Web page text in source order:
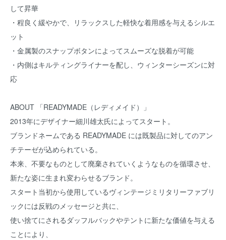
して昇華
・程良く緩やかで、リラックスした軽快な着用感を与えるシルエ
ット
・金属製のスナップボタンによってスムーズな脱着が可能
・内側はキルティングライナーを配し、ウィンターシーズンに対
応
ABOUT 「READYMADE（レディメイド）」
2013年にデザイナー細川雄太氏によってスタート。
ブランドネームである READYMADE には既製品に対してのアン
チテーゼが込められている。
本来、不要なものとして廃棄されていくようなものを循環させ、
新たな姿に生まれ変わらせるブランド。
スタート当初から使用しているヴィンテージミリタリーファブリ
ックには反戦のメッセージと共に、
使い捨てにされるダッフルバックやテントに新たな価値を与える
ことにより、